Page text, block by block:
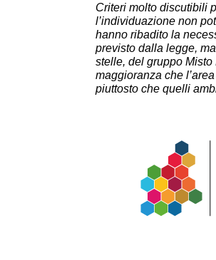
Criteri molto discutibili
l’individuazione non
hanno ribadito la
previsto dalla legge,
stelle, delgruppo
maggioranza che
piuttosto che quelli